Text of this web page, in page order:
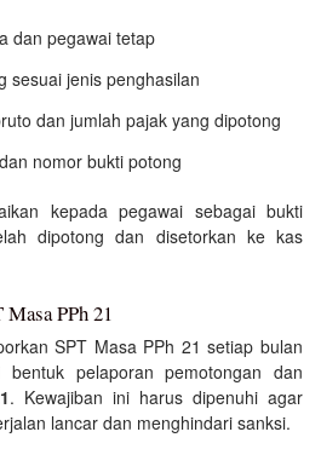
dan pegawai tetap
sesuai jenis penghasilan
dan jumlah pajak yang dipotong
nomor bukti potong
kepada pegawai sebagai bukti
dipotong dan disetorkan ke kas
PPh 21
SPT Masa PPh 21 setiap bulan
pelaporan pemotongan dan
. Kewajiban ini harus dipenuhi agar
lancar dan menghindari sanksi.